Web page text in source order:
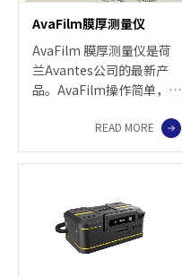
AvaFilm膜厚测量仪
AvaFilm 膜厚测量仪是荷
兰Avantes公司的最新产
品。AvaFilm操作简单，使
脑，设备就可以在数秒内
得到测量结果。AvaFilm可
以针对不同类型样品选配2
于各种类型的样品。
AvaFilm支持定制，可以跟
据客户的需求进行匹配。
READ MORE